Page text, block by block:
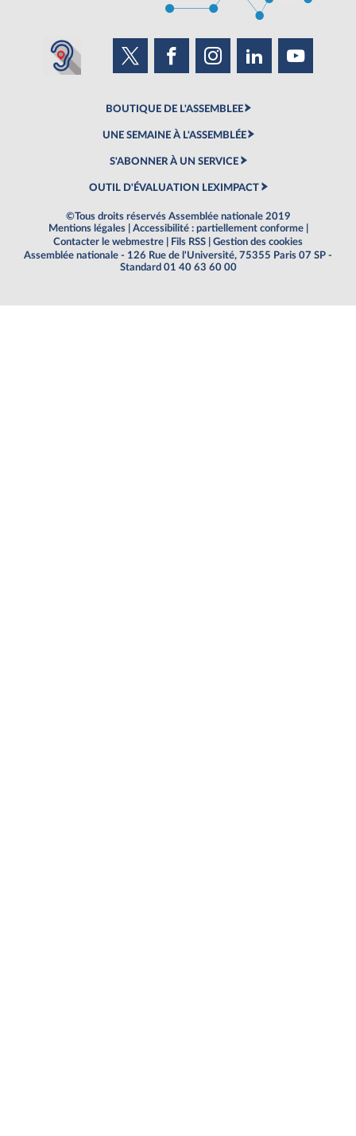
BOUTIQUE DE L'ASSEMBLEE
UNE SEMAINE À L'ASSEMBLÉE
S'ABONNER À UN SERVICE
OUTIL D'ÉVALUATION LEXIMPACT
©Tous droits réservés Assemblée nationale 2019
Mentions légales
Accessibilité : partiellement conforme
Contacter le webmestre
Fils RSS
Gestion des cookies
Assemblée nationale - 126 Rue de l'Université, 75355 Paris 07 SP -
Standard 01 40 63 60 00